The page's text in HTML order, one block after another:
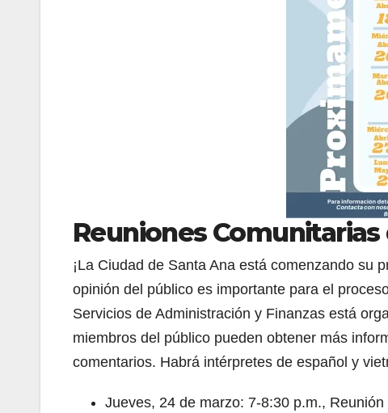
Reuniones
¡La Ciudad de Santa Ana está comenzando su
opinión del público es importante para el
Servicios de Administración y Finanzas está
miembros del público pueden obtener más
comentarios. Habrá intérpretes de español y
Jueves, 24 de marzo: 7-8:30 p.m.,